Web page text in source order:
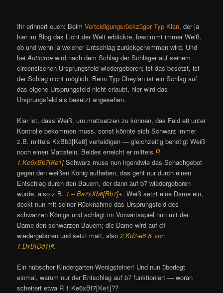
Ihr erinnert euch: BeimVerteidigungsrückzüger Typ Klan, der ja
hier im Blog das Licht der Welt erblickte, bestimmt immer Weiß,
ob und wenn ja welcher Entschlag zurückgenommen wird. Und
beiAnticirce wird nach dem Schlag der Schläger auf seinem
circensischen Ursprungsfeld wiedergeboren; ist das besetzt, ist
der Schlag nicht möglich. Beim Typ Cheylan ist ein Schlag auf
das eigene Ursprungsfeld nicht erlaubt, hier wird das
Ursprungsfeld als besetzt angesehen.
Klar ist, dass Weiß, um mattsetzen zu können, das Feld e8 unter
Kontrolle bekommen muss, sonst könnte sich Schwarz immer
z.B. mittels KxBb3[Ke8] verteidigen — gleichzeitig benötigt Weiß
noch einen Mattstein. Beides erreicht er mittelsR
1.Kc6xBb7[Ke1] Schwarz muss nun irgendwie das Schachgebot
gegen den weißen König aufheben, das geht nur durch einen
Entschlag durch den Bauern, der dann auf b7 wiedergeboren
wurde, also z.B. 1.– Ba7xXb6[Bb7]+. Weiß setzt eine Dame ein,
deckt nun mit seiner Rücknahme das Ursprungsfeld des
schwarzen Königs und schlägt im Vorwärtsspiel nun mit der
Dame den schwarzen Bauern; die Dame wird auf d1
wiedergeboren und setzt matt, also2.Kd7-e6 & vor:
1.DxB[Dd1]#.
Ein hübscher Kindergarten-Wenigsteiner! Und nun überlegt
einmal, warum nur der Entschlag auf b7 funktioniert — woran
scheitert etwa R 1.Ke6xBf7[Ke1]??